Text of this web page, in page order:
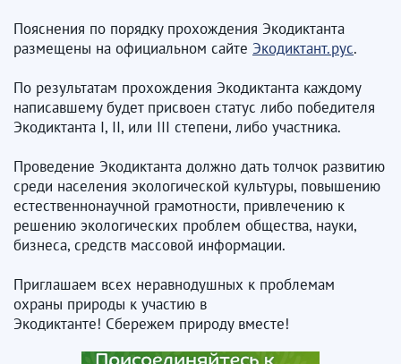
Пояснения по порядку прохождения Экодиктанта
размещены на официальном сайте Экодиктант.рус.
По результатам прохождения Экодиктанта каждому
написавшему будет присвоен статус либо победителя
Экодиктанта I, II, или III степени, либо участника.
Проведение Экодиктанта должно дать толчок развитию
среди населения экологической культуры, повышению
естественнонаучной грамотности, привлечению к
решению экологических проблем общества, науки,
бизнеса, средств массовой информации.
Приглашаем всех неравнодушных к проблемам
охраны природы к участию в
Экодиктанте! Сбережем природу вместе!